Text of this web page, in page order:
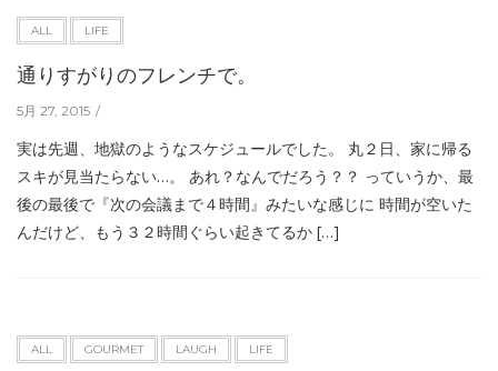
ALL LIFE
通りすがりのフレンチで。
5月 27, 2015
実は先週、地獄のようなスケジュールでした。 丸２日、家に帰る
スキが見当たらない…。 あれ？なんでだろう？？ っていうか、最
後の最後で『次の会議まで４時間』みたいな感じに 時間が空いた
んだけど、もう３２時間ぐらい起きてるか […]
ALL GOURMET LAUGH LIFE